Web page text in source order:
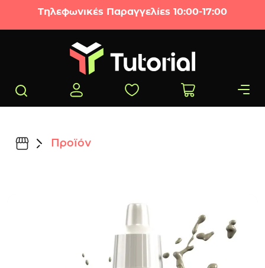
Μετάβαση στο περιεχόμενο
Τηλεφωνικές Παραγγελίες 10:00-17:00
Προϊόν